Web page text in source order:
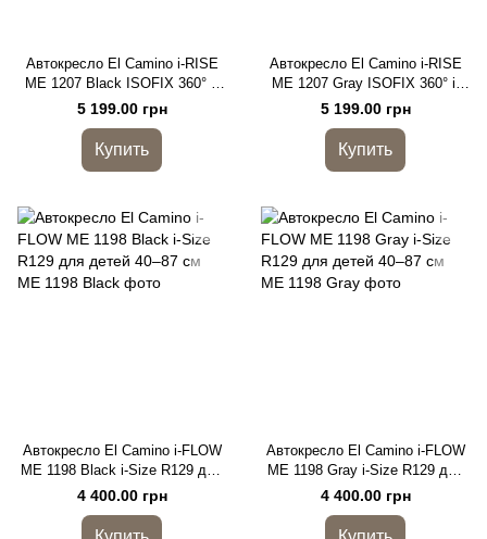
Автокресло El Camino i-RISE
ME 1207 Black ISOFIX 360° i-
Size R129 (40-150 см)
5 199.00 грн
Купить
Автокресло El Camino i-RISE
ME 1207 Gray ISOFIX 360° i-
Size R129 (40-150 см)
5 199.00 грн
Купить
Автокресло El Camino i-FLOW
ME 1198 Black i-Size R129 для
детей 40–87 см
4 400.00 грн
Автокресло El Camino i-FLOW
ME 1198 Gray i-Size R129 для
детей 40–87 см
4 400.00 грн